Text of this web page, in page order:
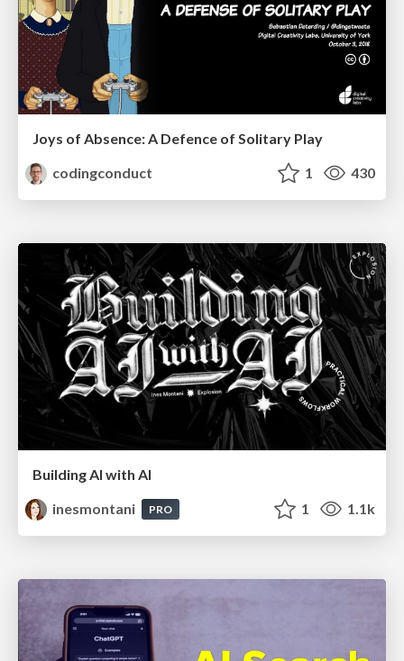
Joys of Absence: A Defence of Solitary Play
codingconduct
1 430
Building AI with AI
inesmontani
PRO 1 1.1k